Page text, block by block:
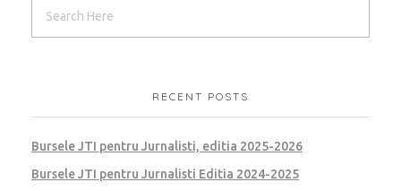
RECENT POSTS
Bursele JTI pentru Jurnalisti, editia 2025-2026
Bursele JTI pentru Jurnalisti Editia 2024-2025